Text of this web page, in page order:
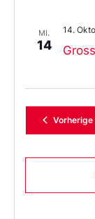
MI.
14
14.
Vorherige